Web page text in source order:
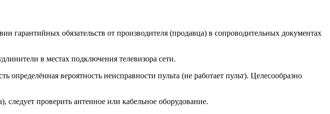
гарантийных обязательств от производителя (продавца) в сопроводительных документах
в местах подключения телевизора сети.
вероятность неисправности пульта (не работает пульт). Целесообразно
проверить антенное или кабельное оборудование.